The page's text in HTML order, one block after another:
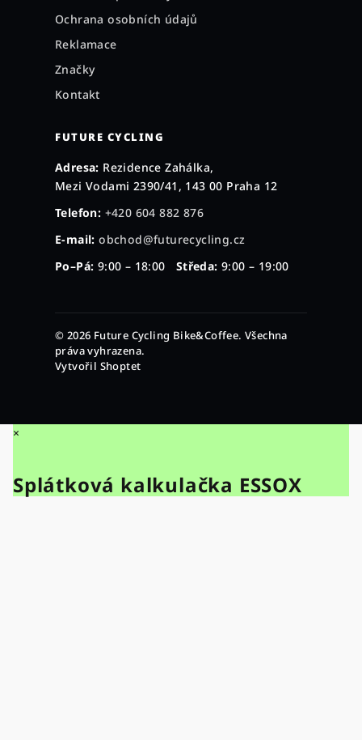
Ochrana osobních údajů
Reklamace
Značky
Kontakt
FUTURE CYCLING
Adresa: Rezidence Zahálka,
Mezi Vodami 2390/41, 143 00 Praha 12
Telefon: +420 604 882 876
E-mail: obchod@futurecycling.cz
Po–Pá: 9:00 – 18:00 Středa: 9:00 – 19:00
© 2026 Future Cycling Bike&Coffee. Všechna
práva vyhrazena.
Vytvořil Shoptet
×
Splátková kalkulačka ESSOX